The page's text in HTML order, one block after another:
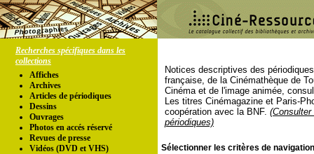
Recherches spécifiques dans les
collections
Affiches
Archives
Articles de périodiques
Dessins
Ouvrages
Photos en accés réservé
Revues de presse
Vidéos (DVD et VHS)
Notices descriptives des
française, de la Cinémathèque de
Cinéma et de l'image animée,
Les titres Cinémagazine et Paris-
coopération avec la BNF.
périodiques)
Sélectionner les critères de